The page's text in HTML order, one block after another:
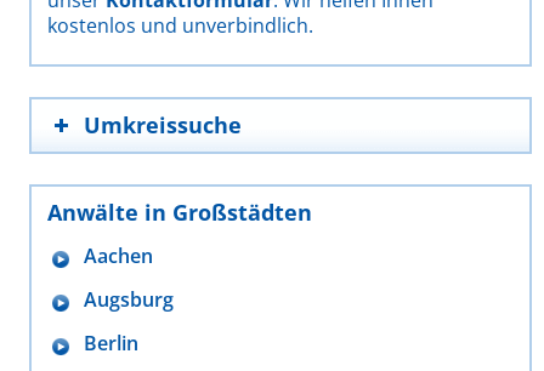
kostenlos und unverbindlich.
Umkreissuche
Anwälte in Großstädten
Aachen
Augsburg
Berlin